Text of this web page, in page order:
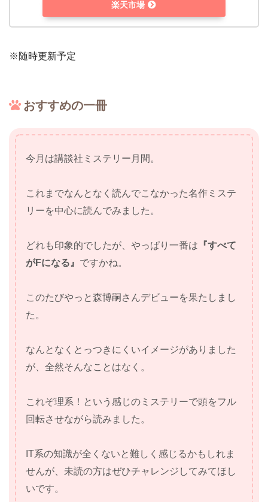
楽天市場
※随時更新予定
おすすめの一冊
今月は講談社ミステリー月間。
これまでなんとなく読んでこなかった名作ミステ
リーを中心に読んでみました。
どれも印象的でしたが、やっぱり一番は 『すべて
がFになる』 ですかね。
このたびやっと森博嗣さんデビューを果たしまし
た。
なんとなくとっつきにくいイメージがありました
が、全然そんなことはなく。
これぞ理系！という感じのミステリーで頭をフル
回転させながら読みました。
IT系の知識が全くないと難しく感じるかもしれま
せんが、未読の方はぜひチャレンジしてみてほし
いです。